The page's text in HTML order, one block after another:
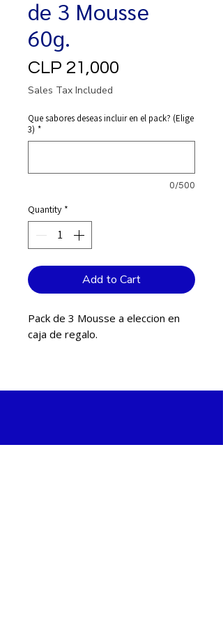
de 3 Mousse
60g.
CLP 21,000
Sales Tax Included
Que sabores deseas incluir en el pack? (Elige
3) *
0/500
Quantity *
Add to Cart
Pack de 3 Mousse a eleccion en
caja de regalo.